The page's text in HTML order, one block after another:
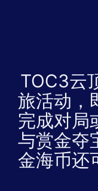
TOC3云
旅活动，
完成对局
与赏金夺
金海币还